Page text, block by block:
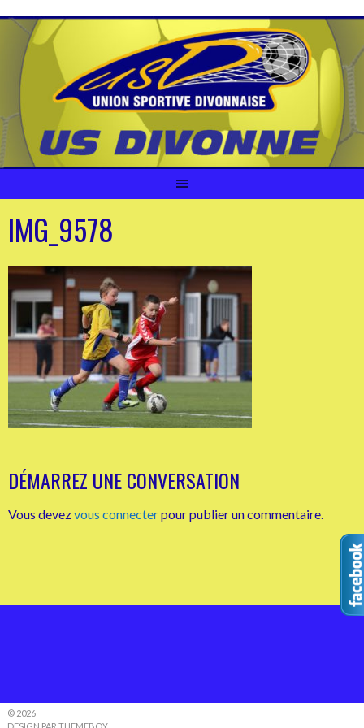
contenu
IMG_9578
DÉMARREZ UNE CONVERSATION
Vous devezvous connecterpour publier un commentaire.
© 2026
DESIGN PAR THEMEBOY